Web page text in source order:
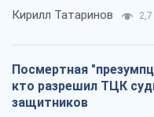
Кирилл Татаринов 2,7
Посмертная
кто разрешил ТЦК
защитников